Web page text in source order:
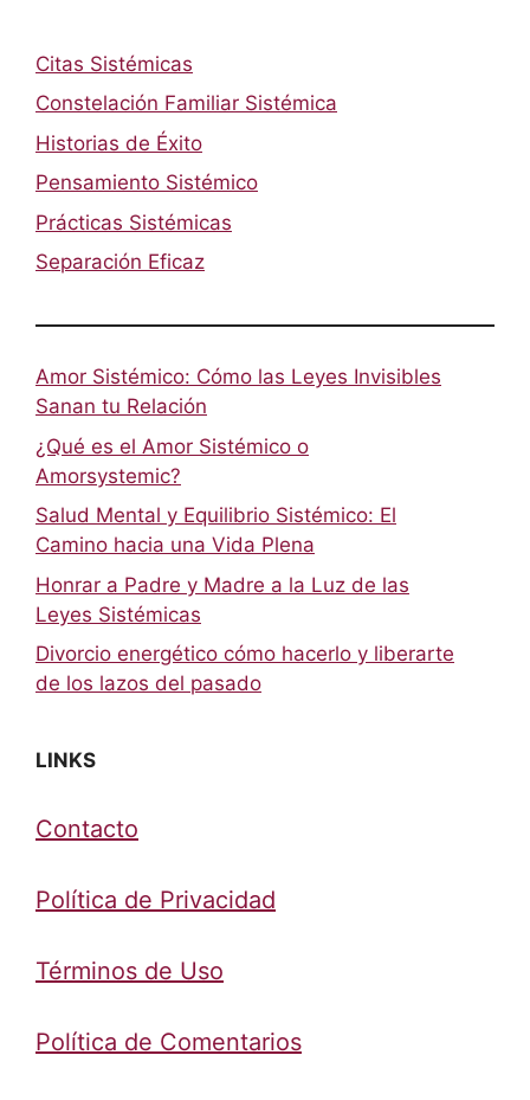
Citas Sistémicas
Constelación Familiar Sistémica
Historias de Éxito
Pensamiento Sistémico
Prácticas Sistémicas
Separación Eficaz
Amor Sistémico: Cómo las Leyes Invisibles
Sanan tu Relación
¿Qué es el Amor Sistémico o
Amorsystemic?
Salud Mental y Equilibrio Sistémico: El
Camino hacia una Vida Plena
Honrar a Padre y Madre a la Luz de las
Leyes Sistémicas
Divorcio energético cómo hacerlo y liberarte
de los lazos del pasado
LINKS
Contacto
Política de Privacidad
Términos de Uso
Política de Comentarios